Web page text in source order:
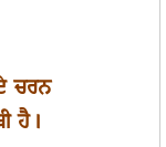
ਚਰਨ
ਹੈ।